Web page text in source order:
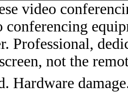
video
conferencing
Professional,
not the
Hardware